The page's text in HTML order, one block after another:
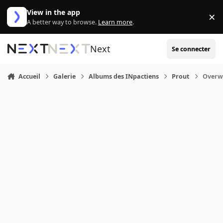
Aller au contenu
View in the app
A better way to browse. Learn more. ×
Next Se connecter
Accueil Galerie Albums des INpactiens Prout